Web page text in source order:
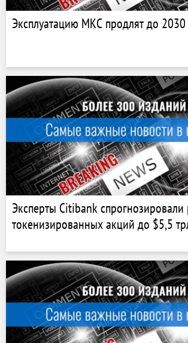
Эксплуатацию МКС продлят до 2030
Эксперты Citibank спрогнозировали
токенизированных акций до $5,5